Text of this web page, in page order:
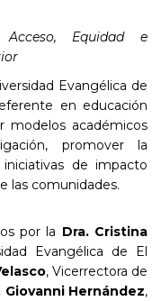
Acceso, Equidad e
Evangélica de
en educación
modelos académicos
promover la
de impacto
las comunidades.
por la Dra. Cristina
Evangélica de El
, Vicerrectora de
Giovanni Hernández,